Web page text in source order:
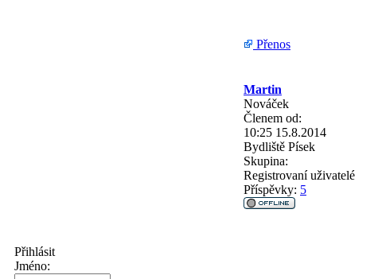
Přihlásit
Jméno:
Přenos
Martin
Nováček
Členem od:
10:25 15.8.2014
Bydliště Písek
Skupina:
Registrovaní uživatelé
Příspěvky: 5